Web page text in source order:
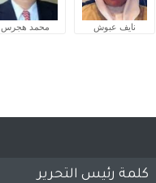
نايف عبوش محمد هجرس
كلمة رئيس التحرير